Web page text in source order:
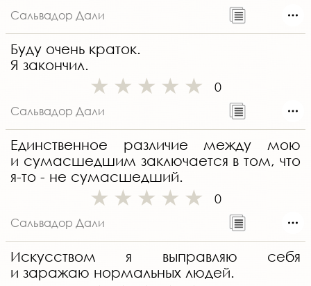
Сальвадор Дали
Буду очень краток.
Я закончил.
0
Сальвадор Дали
Единственное различие между мою
и сумасшедшим заключается в том, что
я-то - не сумасшедший.
0
Сальвадор Дали
Искусством я выправляю себя
и заражаю нормальных людей.